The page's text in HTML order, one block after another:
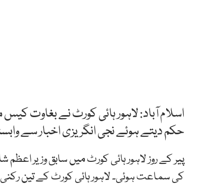
اسلام آباد: لاہور ہائی کورٹ نے بغاوت
حکم دیتے ہوئے نجی انگریزی اخبار سے
پیر کے روز لاہور ہائی کورٹ میں سابق وزیر
کی سماعت ہوئی۔ لاہور ہائی کورٹ کے تین